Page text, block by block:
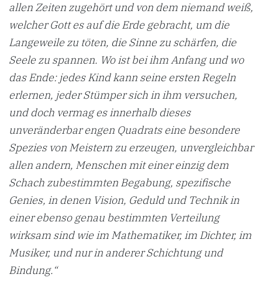
allen Zeiten zugehört und von dem niemand weiß,
welcher Gott es auf die Erde gebracht, um die
Langeweile zu töten, die Sinne zu schärfen, die
Seele zu spannen. Wo ist bei ihm Anfang und wo
das Ende: jedes Kind kann seine ersten Regeln
erlernen, jeder Stümper sich in ihm versuchen,
und doch vermag es innerhalb dieses
unveränderbar engen Quadrats eine besondere
Spezies von Meistern zu erzeugen, unvergleichbar
allen andern, Menschen mit einer einzig dem
Schach zubestimmten Begabung, spezifische
Genies, in denen Vision, Geduld und Technik in
einer ebenso genau bestimmten Verteilung
wirksam sind wie im Mathematiker, im Dichter, im
Musiker, und nur in anderer Schichtung und
Bindung.“